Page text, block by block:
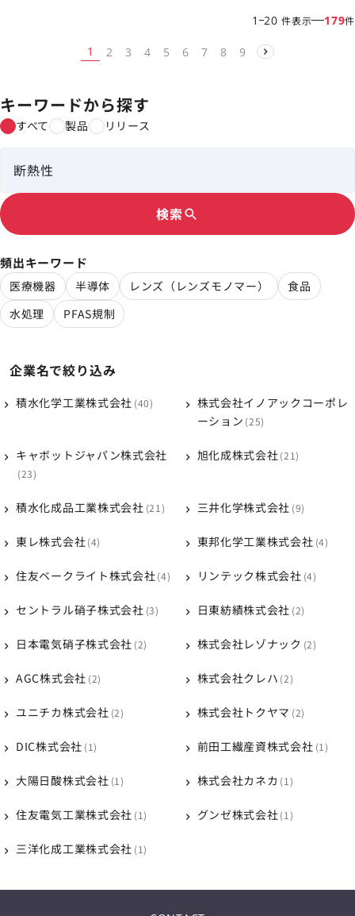
1 20 件表示 179件
1 2 3 4 5 6 7 8 9
企業名で絞り込み
積水化学工業株式会社 40
株式会社イノアックコーポレ
ーション 25
キャボットジャパン株式会社
23
旭化成株式会社 21
積水化成品工業株式会社 21 三井化学株式会社 9
東レ株式会社 4 東邦化学工業株式会社 4
住友ベークライト株式会社 4 リンテック株式会社 4
セントラル硝子株式会社 3 日東紡績株式会社 2
日本電気硝子株式会社 2 株式会社レゾナック 2
AGC株式会社 2 株式会社クレハ 2
ユニチカ株式会社 2 株式会社トクヤマ 2
DIC株式会社 1 前田工繊産資株式会社 1
大陽日酸株式会社 1 株式会社カネカ 1
住友電気工業株式会社 1 グンゼ株式会社 1
三洋化成工業株式会社 1
キーワードから探す
すべて 製品 リリース
検索 search
頻出キーワード
医療機器 半導体 レンズ（レンズモノマー）
食品
水処理
PFAS規制